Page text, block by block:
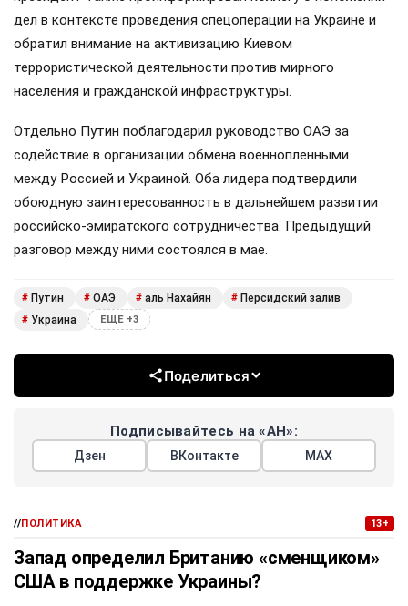
дел в контексте проведения спецоперации на Украине и
обратил внимание на активизацию Киевом
террористической деятельности против мирного
населения и гражданской инфраструктуры.
Отдельно Путин поблагодарил руководство ОАЭ за
содействие в организации обмена военнопленными
между Россией и Украиной. Оба лидера подтвердили
обоюдную заинтересованность в дальнейшем развитии
российско-эмиратского сотрудничества. Предыдущий
разговор между ними состоялся в мае.
# Путин # ОАЭ # аль Нахайян # Персидский залив
# Украина ЕЩЕ +3
Поделиться
Подписывайтесь на «АН»:
Дзен ВКонтакте МАХ
//ПОЛИТИКА 13+
Запад определил Британию «сменщиком»
США в поддержке Украины?